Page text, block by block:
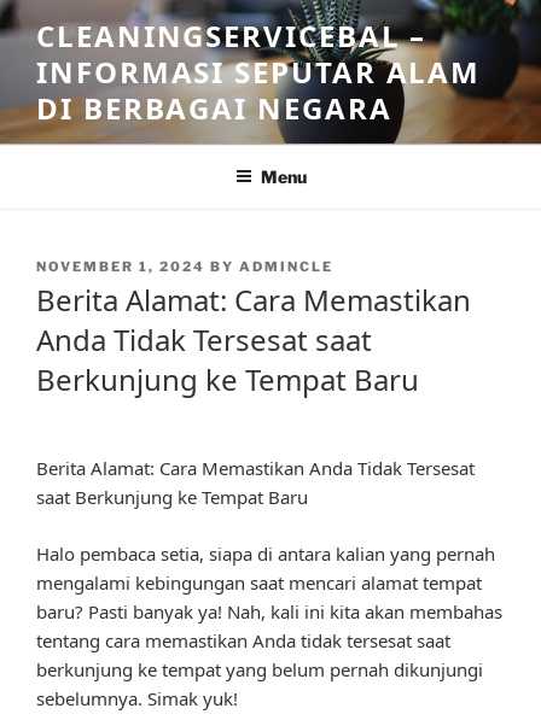
Skip
to
content
CLEANINGSERVICEBAL –
INFORMASI SEPUTAR ALAM
DI BERBAGAI NEGARA
Menu
POSTED
NOVEMBER 1, 2024 BY ADMINCLE
Berita Alamat: Cara Memastikan
Anda Tidak Tersesat saat
Berkunjung ke Tempat Baru
Berita Alamat: Cara Memastikan Anda Tidak Tersesat
saat Berkunjung ke Tempat Baru
Halo pembaca setia, siapa di antara kalian yang pernah
mengalami kebingungan saat mencari alamat tempat
baru? Pasti banyak ya! Nah, kali ini kita akan membahas
tentang cara memastikan Anda tidak tersesat saat
berkunjung ke tempat yang belum pernah dikunjungi
sebelumnya. Simak yuk!